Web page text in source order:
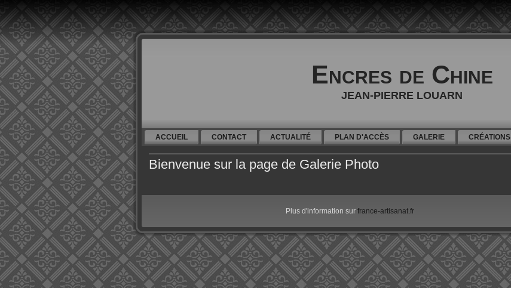
Encres de Chine
JEAN-PIERRE LOUARN
ACCUEIL CONTACT ACTUALITÉ PLAN D'ACCÈS GALERIE CRÉATIONS
Bienvenue sur la page de Galerie Photo
Plus d'information sur france-artisanat.fr